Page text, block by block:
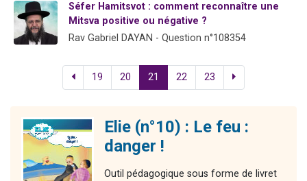
Séfer Hamitsvot : comment reconnaître une
Mitsva positive ou négative ?
Rav Gabriel DAYAN - Question n°108354
19 20 21 22 23
Elie (n°10) : Le feu :
danger !
Outil pédagogique sous forme de livret